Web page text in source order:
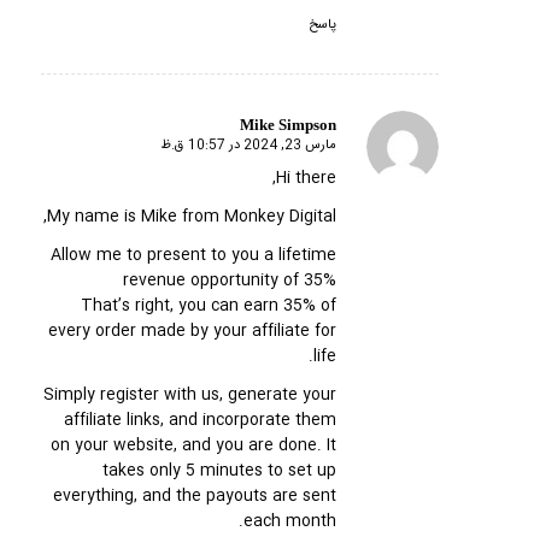
پاسخ
Mike Simpson
گفته:
مارس 23, 2024 در 10:57 ق.ظ
Hi there,
My name is Mike from Monkey Digital,
Allow me to present to you a lifetime
revenue opportunity of 35%
That’s right, you can earn 35% of
every order made by your affiliate for
life.
Simply register with us, generate your
affiliate links, and incorporate them
on your website, and you are done. It
takes only 5 minutes to set up
everything, and the payouts are sent
each month.